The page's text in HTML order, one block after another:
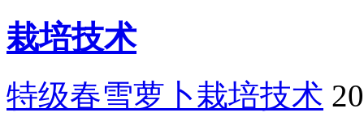
栽培技术
特级春雪萝卜栽培技术